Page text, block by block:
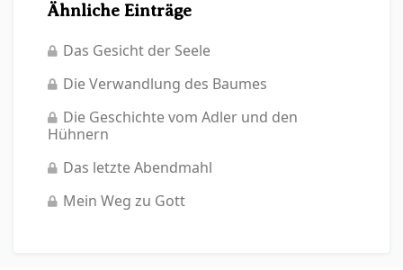
Ähnliche Einträge
Das Gesicht der Seele
Die Verwandlung des Baumes
Die Geschichte vom Adler und den
Hühnern
Das letzte Abendmahl
Mein Weg zu Gott